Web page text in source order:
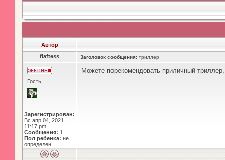
Автор
flaftess
Заголовок сообщения: триллер
Гость
Зарегистрирован:
Вс апр 04, 2021
11:17 pm
Сообщения: 1
Пол ребенка: не
определен
Можете порекомендовать приличный